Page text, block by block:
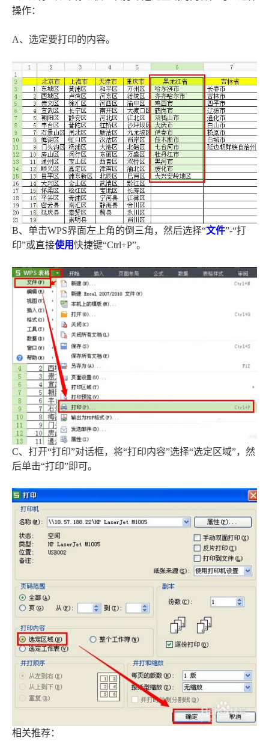
操作：
A、选定要打印的内容。
B、单击WPS界面左上角的倒三角，然后选择“文件”-“打
印”或直接使用快捷键“Ctrl+P”。
C、打开“打印”对话框，将“打印内容”选择“选定区域”，然
后单击“打印”即可。
相关推荐：